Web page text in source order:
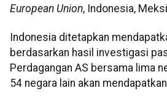
European Union, Indonesia,
Indonesia ditetapkan
berdasarkan hasil investigasi
Perdagangan AS bersama lima
54 negara lain akan